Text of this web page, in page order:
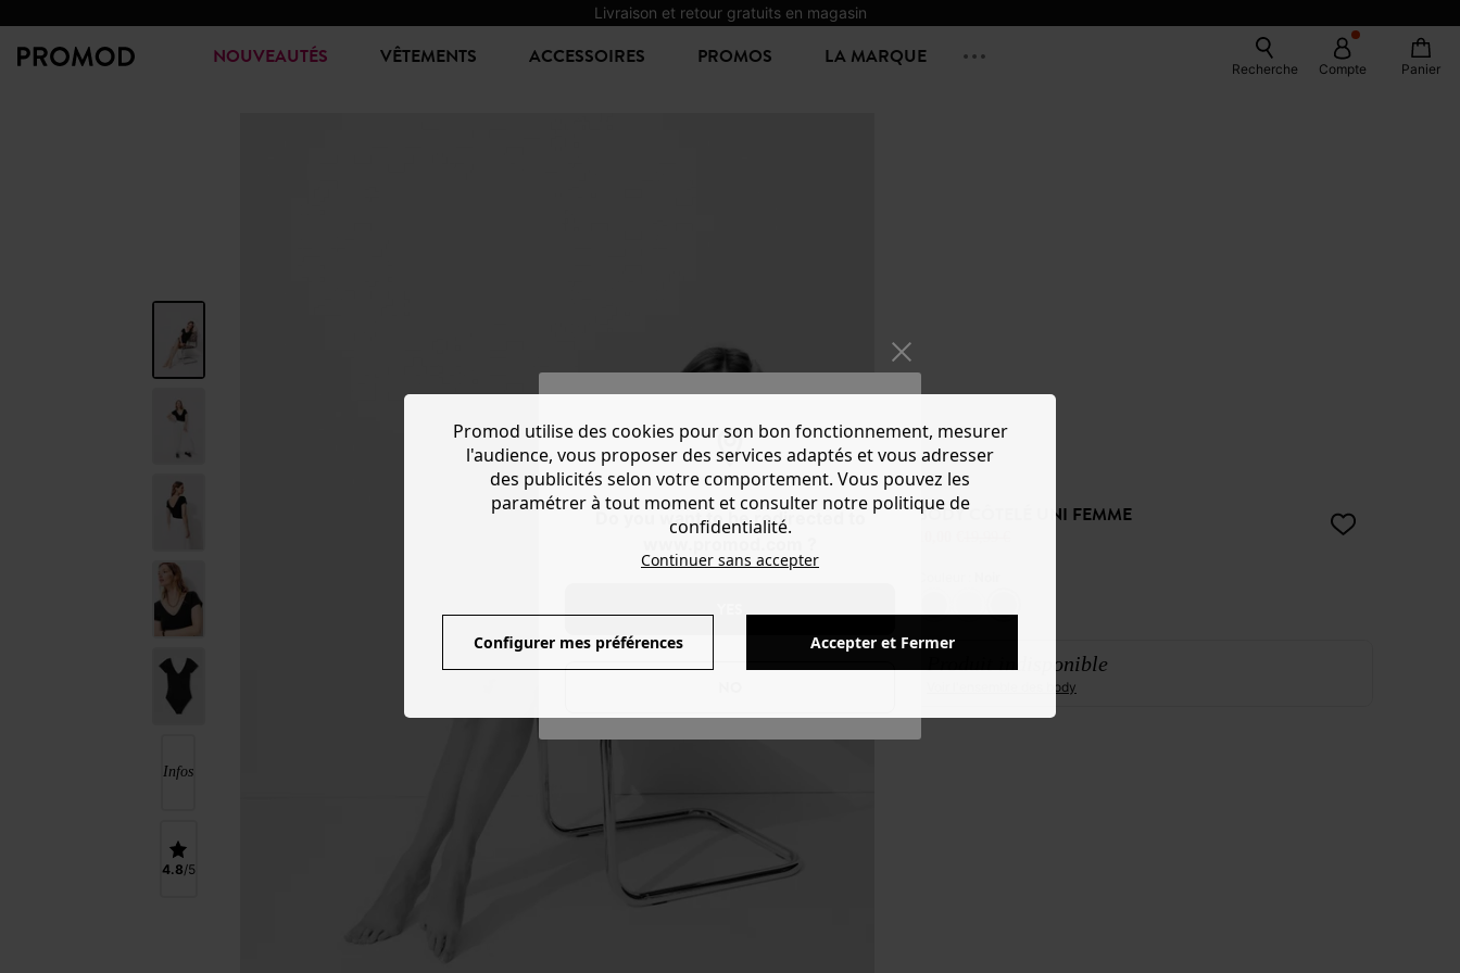
Livraison et retour gratuits en magasin
Do you want to be redirected to
NOUVEAUTÉS VÊTEMENTS ACCESSOIRES PROMOS LA MARQUE Recherche Compte Panier
Infos
4.8
BODY CÔTELÉ UNI FEMME
Produit indisponible
Voir l'ensemble des body
Promod utilise des cookies pour son bon fonctionnement, mesurer
l'audience, vous proposer des services adaptés et vous adresser
des publicités selon votre comportement. Vous pouvez les
paramétrer à tout moment et consulter notre politique de
confidentialité.
Continuer sans accepter
Configurer mes préférences Accepter et Fermer